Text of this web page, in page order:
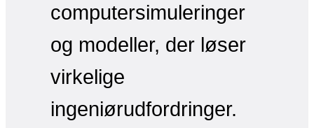
computersimuleringer
og modeller, der løser
virkelige
ingeniørudfordringer.